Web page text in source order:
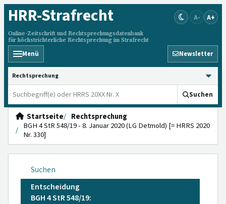
HRR-Strafrecht
Online-Zeitschrift und Rechtsprechungsdatenbank
für höchstrichterliche Rechtsprechung im Strafrecht
A- A+
Menü Newsletter
HRRS durchsuchen
Suchen
Startseite
Rechtsprechung
BGH 4 StR 548/19 - 8. Januar 2020 (LG Detmold) [= HRRS 2020
Nr. 330]
Suchen
Entscheidung
BGH 4 StR 548/19: